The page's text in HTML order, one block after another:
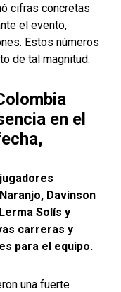
cifras concretas
el evento,
Estos números
de tal magnitud.
en el
Davinson
Solís y
carreras y
para el equipo.
una fuerte